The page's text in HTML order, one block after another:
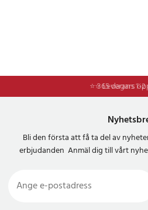
⭐ Leverans 1-
⭐ 365 dagars
Bli den första att få ta del av
erbjudanden Anmäl dig till vårt